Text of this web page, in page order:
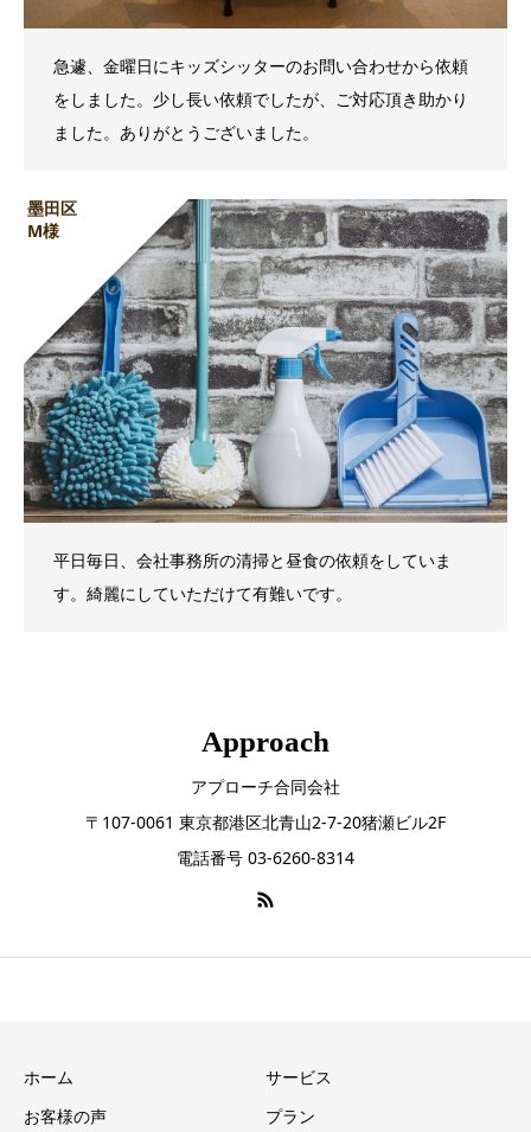
急遽、金曜日にキッズシッターのお問い合わせから依頼
をしました。少し長い依頼でしたが、ご対応頂き助かり
ました。ありがとうございました。
墨田区
M様
平日毎日、会社事務所の清掃と昼食の依頼をしていま
す。綺麗にしていただけて有難いです。
Approach
アプローチ合同会社
〒107-0061 東京都港区北青山2-7-20猪瀬ビル2F
電話番号 03-6260-8314
ホーム
サービス
お客様の声
プラン